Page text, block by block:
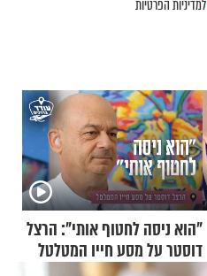
למדיניות הפרטיות
"הוא ניסה לחטוף אותי": הרצל
דוסטר על מסע חייו המטלטל